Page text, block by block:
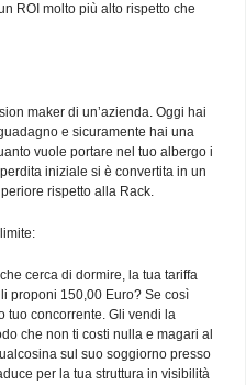
ROI molto più alto rispetto che
maker di un’azienda. Oggi hai
e sicuramente hai una
vuole portare nel tuo albergo i
iniziale si è convertita in un
rispetto alla Rack.
cerca di dormire, la tua tariffa
proponi 150,00 Euro? Se così
tuo concorrente. Gli vendi la
che non ti costi nulla e magari al
sul suo soggiorno presso
per la tua struttura in visibilità